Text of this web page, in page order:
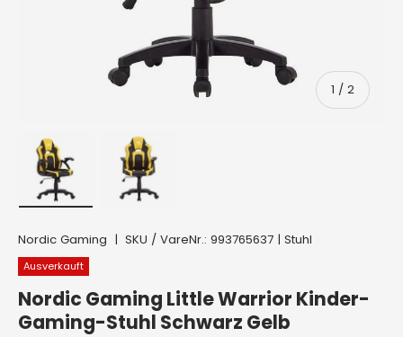
1 / von
2
Nordic Gaming | SKU / VareNr.: 993765637 | Stuhl
Ausverkauft
Nordic Gaming Little Warrior Kinder-
Gaming-Stuhl Schwarz Gelb